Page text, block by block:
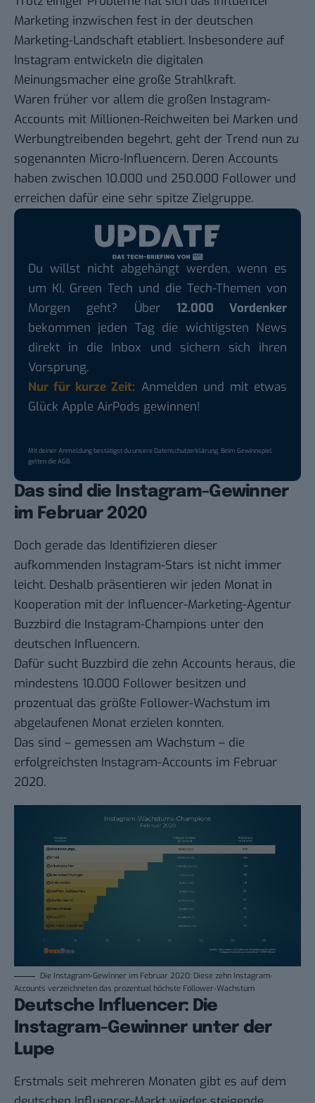
Marketing inzwischen fest in der deutschen
Marketing-Landschaft etabliert. Insbesondere auf
Instagram entwickeln die digitalen
Meinungsmacher eine große Strahlkraft.
Waren früher vor allem die großen Instagram-
Accounts mit Millionen-Reichweiten bei Marken und
Werbungtreibenden begehrt, geht der Trend nun zu
sogenannten Micro-Influencern. Deren Accounts
haben zwischen 10.000 und 250.000 Follower und
erreichen dafür eine sehr spitze Zielgruppe.
Du willst nicht abgehängt werden, wenn es
um KI, Green Tech und die Tech-Themen von
Morgen geht? Über 12.000 Vordenker
bekommen jeden Tag die wichtigsten News
direkt in die Inbox und sichern sich ihren
Vorsprung.
Nur für kurze Zeit: Anmelden und mit etwas
Glück Apple AirPods gewinnen!
Mit deiner Anmeldung bestätigst du unsereDatenschutzerklärung. Beim Gewinnspiel
gelten dieAGB.
Das sind die Instagram-Gewinner
im Februar 2020
Doch gerade das Identifizieren dieser
aufkommenden Instagram-Stars ist nicht immer
leicht. Deshalb präsentieren wir jeden Monat in
Kooperation mit der Influencer-Marketing-Agentur
Buzzbird die Instagram-Champions unter den
deutschen Influencern.
Dafür sucht Buzzbird die zehn Accounts heraus, die
mindestens 10.000 Follower besitzen und
prozentual das größte Follower-Wachstum im
abgelaufenen Monat erzielen konnten.
Das sind – gemessen am Wachstum – die
erfolgreichsten Instagram-Accounts im Februar
2020.
Die Instagram-Gewinner im Februar 2020: Diese zehn Instagram-
Accounts verzeichneten das prozentual höchste Follower-Wachstum
Deutsche Influencer: Die
Instagram-Gewinner unter der
Lupe
Erstmals seit mehreren Monaten gibt es auf dem